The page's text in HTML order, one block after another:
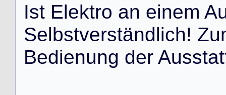
Ist Elektro an einem A
Selbstverständlich! Zu
Bedienung der Ausstat